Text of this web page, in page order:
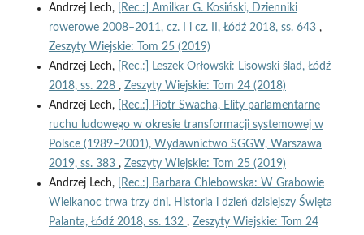
Andrzej Lech,
[Rec.:] Amilkar G. Kosiński, Dzienniki
rowerowe 2008–2011, cz. I i cz. II, Łódź 2018, ss. 643 ,
Zeszyty Wiejskie: Tom 25 (2019)
Andrzej Lech,
[Rec.:] Leszek Orłowski: Lisowski ślad, Łódź
2018, ss. 228 , Zeszyty Wiejskie: Tom 24 (2018)
Andrzej Lech,
[Rec.:] Piotr Swacha, Elity parlamentarne
ruchu ludowego w okresie transformacji systemowej w
Polsce (1989–2001), Wydawnictwo SGGW, Warszawa
2019, ss. 383 , Zeszyty Wiejskie: Tom 25 (2019)
Andrzej Lech,
[Rec.:] Barbara Chlebowska: W Grabowie
Wielkanoc trwa trzy dni. Historia i dzień dzisiejszy Święta
Palanta, Łódź 2018, ss. 132 , Zeszyty Wiejskie: Tom 24